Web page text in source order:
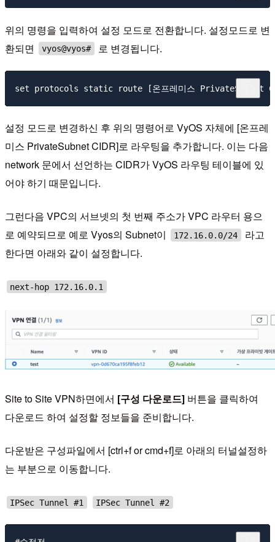
위의 명령을 입력하여 설정 모드로 전환합니다. 설정모드로 변
환되면
vyos@vyos# 로 변경됩니다.
설정 모드로 변경하신 후 위의 명령어로 VyOS 자체에 [온프레
미스 PrivateSubnet CIDR]로 라우팅을 추가합니다. 이는 다음
network 문에서 선언하는 CIDR가 VyOS 라우팅 테이블에 있
어야 하기 때문입니다.
그런다음 VPC의 서브넷의 첫 번째 주소가 VPC 라우터 용으
로 예약되므로 예로 Vyos의 Subnet이
172.16.0.0/24
라고
한다면 아래와 같이 설정합니다.
next-hop 172.16.0.1
Site to Site VPN하면에서 [구성 다운로드] 버튼을 클릭하여
다운로드 하여 설정할 정보들을 준비합니다.
다운받은 구성파일에서 [ctrl+f or cmd+f]로 아래의 터널설정하
는 부분으로 이동합니다.
IPSec Tunnel #1 IPSec Tunnel #2